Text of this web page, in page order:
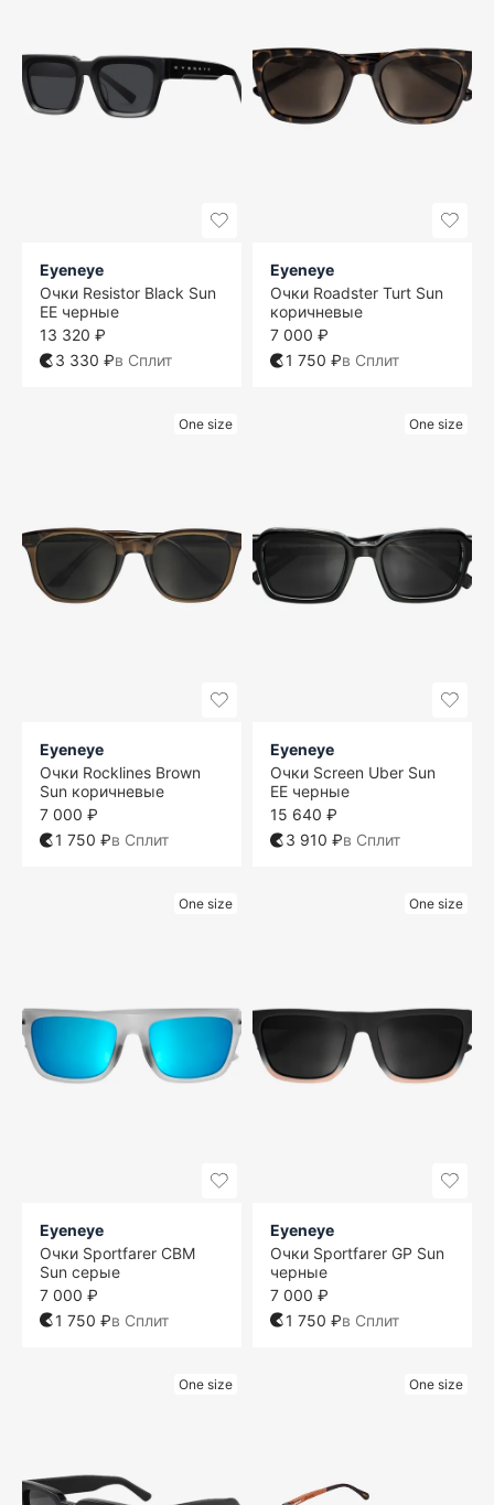
Eyeneye
Очки Resistor Black Sun
EE черные
13 320 ₽
3 330 ₽в Сплит
Eyeneye
Очки Roadster Turt Sun
коричневые
7 000 ₽
1 750 ₽в Сплит
One size
Eyeneye
Очки Rocklines Brown
Sun коричневые
7 000 ₽
1 750 ₽в Сплит
One size
Eyeneye
Очки Screen Uber Sun
EE черные
15 640 ₽
3 910 ₽в Сплит
One size
Eyeneye
Очки Sportfarer CBM
Sun серые
7 000 ₽
1 750 ₽в Сплит
One size
Eyeneye
Очки Sportfarer GP Sun
черные
7 000 ₽
1 750 ₽в Сплит
One size One size